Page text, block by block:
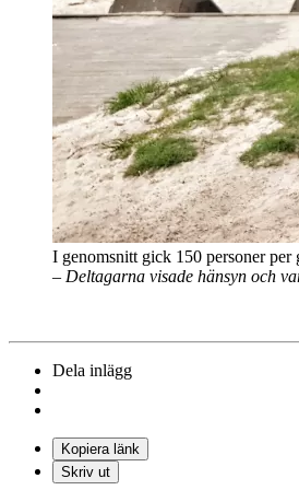
I genomsnitt gick 150 personer
– Deltagarna visade hänsyn och
Dela inlägg
Kopiera länk
Skriv ut